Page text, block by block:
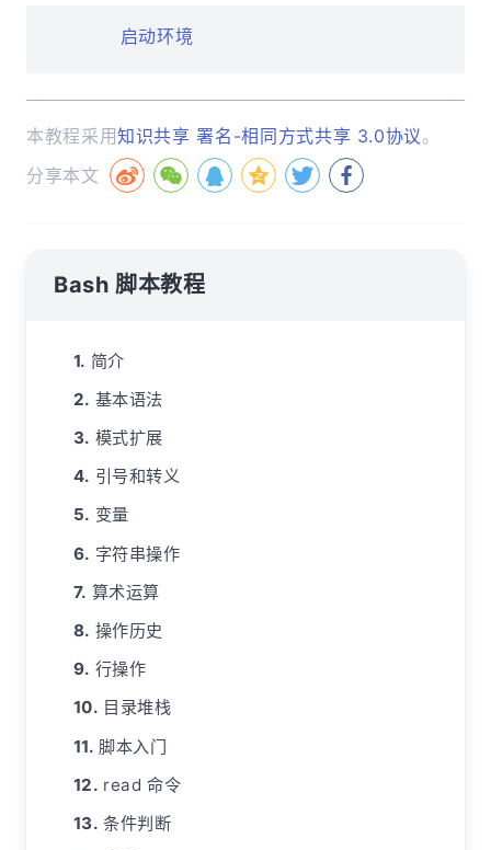
启动环境
本教程采用知识共享 署名-相同方式共享 3.0协议。
分享本文
Bash 脚本教程
简介
基本语法
模式扩展
引号和转义
变量
字符串操作
算术运算
操作历史
行操作
目录堆栈
脚本入门
read 命令
条件判断